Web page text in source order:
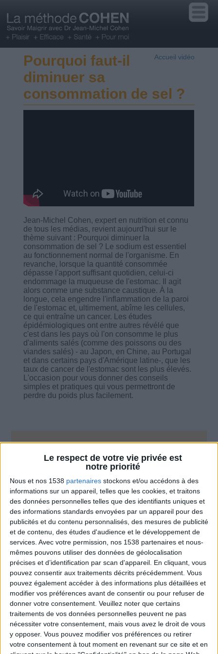
Le respect de votre vie privée est
notre priorité
Nous et nos 1538 partenaires stockons et/ou accédons à des
informations sur un appareil, telles que les cookies, et traitons
des données personnelles telles que des identifiants uniques et
des informations standards envoyées par un appareil pour des
publicités et du contenu personnalisés, des mesures de publicité
et de contenu, des études d'audience et le développement de
services. Avec votre permission, nos 1538 partenaires et nous-
mêmes pouvons utiliser des données de géolocalisation
précises et d’identification par scan d'appareil. En cliquant, vous
pouvez consentir aux traitements décrits précédemment. Vous
pouvez également accéder à des informations plus détaillées et
modifier vos préférences avant de consentir ou pour refuser de
donner votre consentement. Veuillez noter que certains
traitements de vos données personnelles peuvent ne pas
nécessiter votre consentement, mais vous avez le droit de vous
y opposer. Vous pouvez modifier vos préférences ou retirer
votre consentement à tout moment en revenant sur ce site et en
Accueil vidéo
Pourquoi faut-il
diminuer sa
consommation de sel ?
Jean-Michel Cohen, expert en nutrition et connu
de tous les médias, revient aujourd'hui sur le
thème suivant : Pourquoi diminuer la
consommation de sel ? Le sodium est essentiel
au fonctionnement normal de l'organisme. En
revanche, lorsque la quantité consommée
dépasse l'apport suffisant quotidien, celui-ci
endommage la muqueuse de l'estomac. Il agit
alors comme une substance caustique. À la
longue, cela engendre l'inflammation de la paroi
de l'estomac et, ultimement, abîme les cellules,
ce qui entraîne un cancer. Les études
épidémiologiques ont entre autres révélé que
c'est dans les pays où l'on consomme le plus
d'aliments salés (comme des poissons ou des
viandes salés) - au Japon, en Chine, au Portugal
et dans certains pays d'Amérique latine-, que les
taux de cancer de l'estomac sont les plus élevés.
L'occasion pour vous donner des conseils
simples et pratiques qui vous permettront de
perdre du poids plus facilement.
5 kilos
De 5 à 10
kilos
10 kilos
Conseils et astuces minceur Voir tout
Les bons trucs à connaître pour mincir
expliqués par le créateur du programme
Savoir Maigrir.